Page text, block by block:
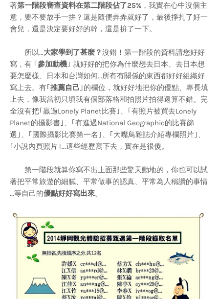
著第一階段審查資料在第二階段佔了25% ，我實在心中沒個主
意，要不要放手一拚？還是隨便弄弄就好了，最後掙扎了好一
會兒，還是決定要好好的幹，還是拚了一下。
所以...大家學到了甚麼？沒錯！第一階段的資料請您好好
寫，有 ｢參加動機 ｣ 就好好的把你為什麼想去日本、去日本想
要怎麼樣、日本和台灣如何...所有有關係的東西都好好組織好
寫上去。有｢推薦自己 ｣的欄位，就好好地把你的優點、專長填
上去，像我當初只填我有個部落格和拍照片拍得還算不錯。完
全沒有把｢贏過Lonely Planet比賽｣、｢有照片被買去Lonely
Planet的攝影書｣、｢有進過National Geographic的比賽篩
選｣、｢國際攝影比賽第一名｣、｢大嘴鳥雜誌介紹專欄照片｣、
｢小說內頁照片｣...這些經歷寫下去，實在是很傻。
第一階段就算你寫不出上面那些驚天動地的，你也可以試
著把平常旅遊的細膩、平常做事的認真、平常為人稱讚的事情
...等自己的優點好好寫出來。